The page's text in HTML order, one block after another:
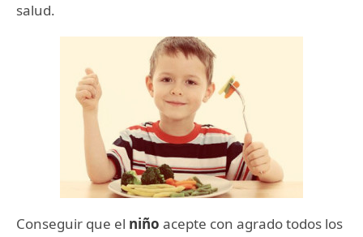
salud.
Conseguir que el niño acepte con agrado todos los